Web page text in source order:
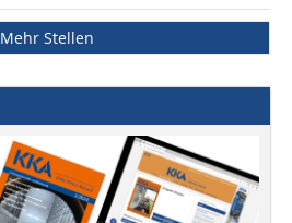
Mehr Stellen